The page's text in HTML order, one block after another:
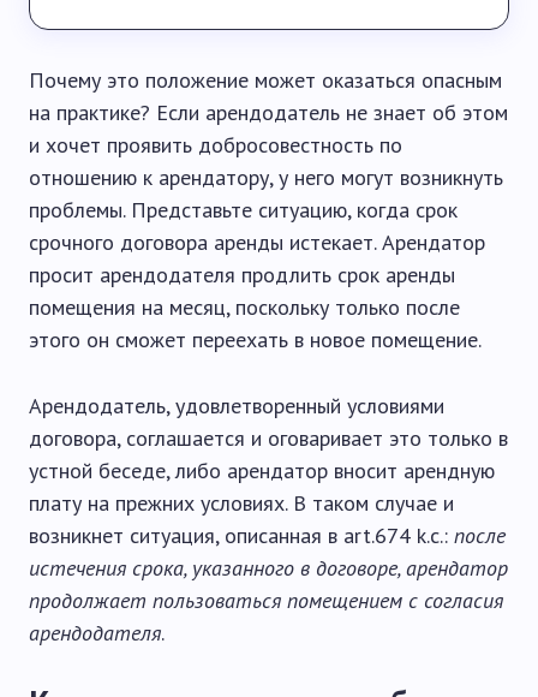
Почему это положение может оказаться опасным
на практике? Если арендодатель не знает об этом
и хочет проявить добросовестность по
отношению к арендатору, у него могут возникнуть
проблемы. Представьте ситуацию, когда срок
срочного договора аренды истекает. Арендатор
просит арендодателя продлить срок аренды
помещения на месяц, поскольку только после
этого он сможет переехать в новое помещение.
Арендодатель, удовлетворенный условиями
договора, соглашается и оговаривает это только в
устной беседе, либо арендатор вносит арендную
плату на прежних условиях. В таком случае и
возникнет ситуация, описанная в art.674 k.c.: после
истечения срока, указанного в договоре, арендатор
продолжает пользоваться помещением с согласия
арендодателя.